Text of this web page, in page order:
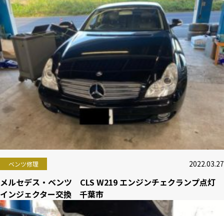
ベンツ修理 2022.03.27
メルセデス・ベンツ CLS W219 エンジンチェクランプ点灯
インジェクター交換 千葉市